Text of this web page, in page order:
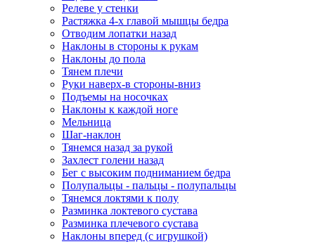
Релеве у стенки
Растяжка 4-х главой мышцы бедра
Отводим лопатки назад
Наклоны в стороны к рукам
Наклоны до пола
Тянем плечи
Руки наверх-в стороны-вниз
Подъемы на носочках
Наклоны к каждой ноге
Мельница
Шаг-наклон
Тянемся назад за рукой
Захлест голени назад
Бег с высоким подниманием бедра
Полупальцы - пальцы - полупальцы
Тянемся локтями к полу
Разминка локтевого сустава
Разминка плечевого сустава
Наклоны вперед (с игрушкой)